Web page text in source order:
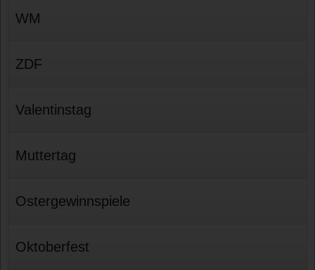
WM
ZDF
Valentinstag
Muttertag
Ostergewinnspiele
Oktoberfest